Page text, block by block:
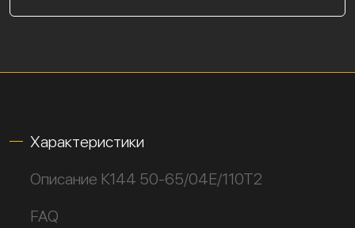
Характеристики
Описание К144 50-65/04Е/110Т2
FAQ